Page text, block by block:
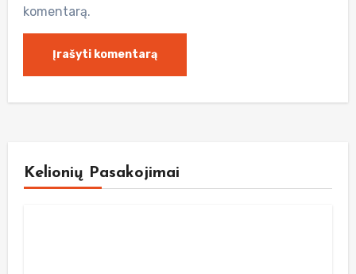
komentarą.
Kelionių Pasakojimai